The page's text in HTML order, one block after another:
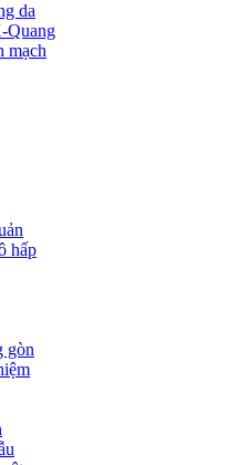
da
Quang
mạch
hấp
gòn